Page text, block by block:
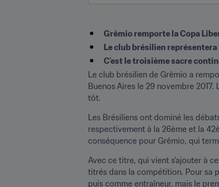
Grêmio remporte la Copa
Le club brésilien représentera
C'est le troisième sacre
Le club brésilien de Grêmio a
Buenos Aires le 29 novembre
tôt.
Les Brésiliens ont dominé les
respectivement à la 26ème et la
conséquence pour Grêmio, qui
Avec ce titre, qui vient s'ajouter à
titrés dans la compétition. Pour sa
puis comme entraîneur, mais le